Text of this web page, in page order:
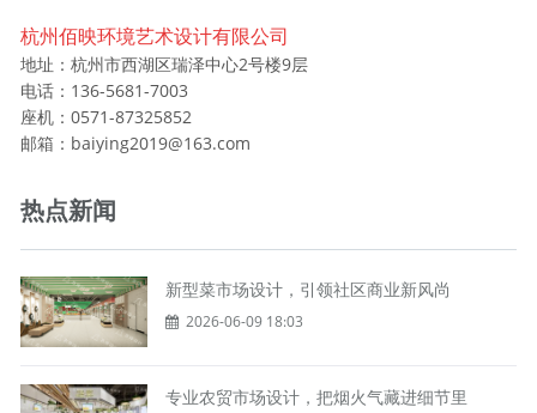
杭州佰映环境艺术设计有限公司
地址：杭州市西湖区瑞泽中心2号楼9层
电话：136-5681-7003
座机：0571-87325852
邮箱：baiying2019@163.com
热点新闻
新型菜市场设计，引领社区商业新风尚
2026-06-09 18:03
专业农贸市场设计，把烟火气藏进细节里